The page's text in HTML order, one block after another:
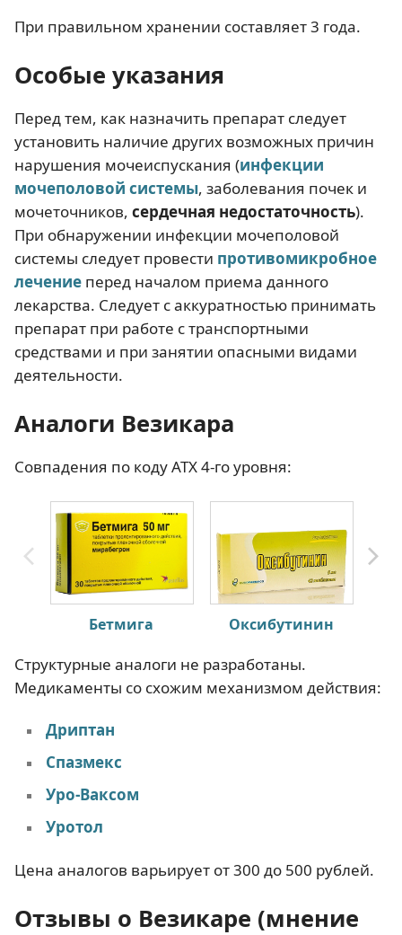
При правильном хранении составляет 3 года.
Особые указания
Перед тем, как назначить препарат следует
установить наличие других возможных причин
нарушения мочеиспускания (инфекции
мочеполовой системы, заболевания почек и
мочеточников, сердечная недостаточность).
При обнаружении инфекции мочеполовой
системы следует провести противомикробное
лечение перед началом приема данного
лекарства. Следует с аккуратностью принимать
препарат при работе с транспортными
средствами и при занятии опасными видами
деятельности.
Аналоги Везикара
Совпадения по коду АТХ 4-го уровня:
Бетмига Оксибутинин
Структурные аналоги не разработаны.
Медикаменты со схожим механизмом действия:
Дриптан
Спазмекс
Уро-Ваксом
Уротол
Цена аналогов варьирует от 300 до 500 рублей.
Отзывы о Везикаре (мнение